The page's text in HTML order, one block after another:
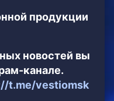
продукции
новостей вы
канале.
t.me/vestiomsk